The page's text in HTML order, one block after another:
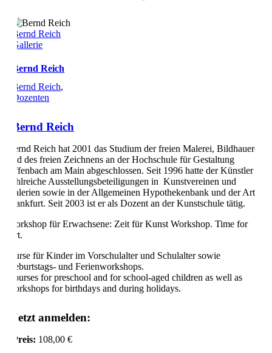
Bernd Reich
Gallerie
Bernd Reich
Bernd Reich,
Dozenten
Bernd Reich
Bernd Reich hat 2001 das Studium der freien Malerei, Bildhauerei
und des freien Zeichnens an der Hochschule für Gestaltung
Offenbach am Main abgeschlossen. Seit 1996 hatte der Künstler
zahlreiche Ausstellungsbeteiligungen in Kunstvereinen und
Galerien sowie in der Allgemeinen Hypothekenbank und der Art
Frankfurt. Seit 2003 ist er als Dozent an der Kunstschule tätig.
Workshop für Erwachsene: Zeit für Kunst Workshop. Time for
Art.
Kurse für Kinder im Vorschulalter und Schulalter sowie
Geburtstags- und Ferienworkshops.
Courses for preschool and for school-aged children as well as
workshops for birthdays and during holidays.
Jetzt anmelden:
Preis: 108,00 €